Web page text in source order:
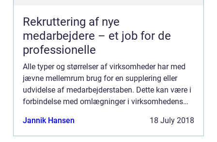
Rekruttering af nye
medarbejdere – et job for de
professionelle
Alle typer og størrelser af virksomheder har med
jævne mellemrum brug for en supplering eller
udvidelse af medarbejderstaben. Dette kan være i
forbindelse med omlægninger i virksomhedens
Jannik Hansen 18 July 2018